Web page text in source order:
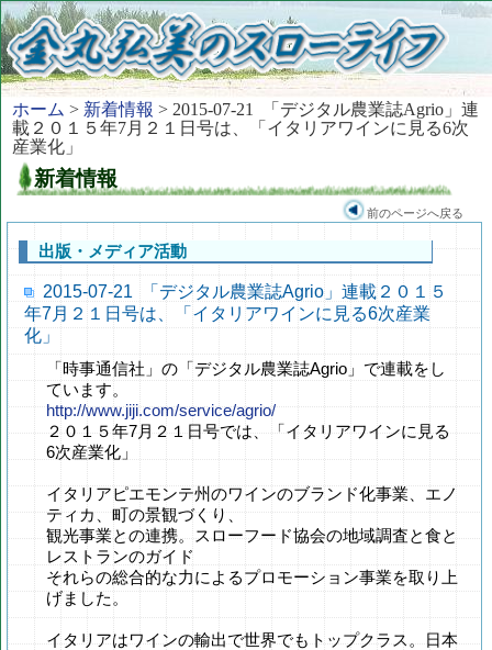
ホーム > 新着情報 > 2015-07-21 「デジタル農業誌Agrio」連
載２０１５年7月２１日号は、「イタリアワインに見る6次
産業化」
新着情報
前のページへ戻る
出版・メディア活動
2015-07-21 「デジタル農業誌Agrio」連載２０１５
年7月２１日号は、「イタリアワインに見る6次産業
化」
「時事通信社」の「デジタル農業誌Agrio」で連載をし
ています。
http://www.jiji.com/service/agrio/
２０１５年7月２１日号では、「イタリアワインに見る
6次産業化」
イタリアピエモンテ州のワインのブランド化事業、エノ
ティカ、町の景観づくり、
観光事業との連携。スローフード協会の地域調査と食と
レストランのガイド
それらの総合的な力によるプロモーション事業を取り上
げました。
イタリアはワインの輸出で世界でもトップクラス。日本